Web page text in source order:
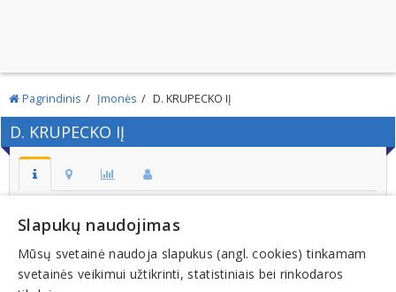
Pagrindinis Įmonės D. KRUPECKO IĮ
D. KRUPECKO IĮ
Adresas:
UTENA
Kodas:
283820850
Slapukų naudojimas
Mūsų svetainė naudoja slapukus (angl. cookies) tinkamam
svetainės veikimui užtikrinti, statistiniais bei rinkodaros